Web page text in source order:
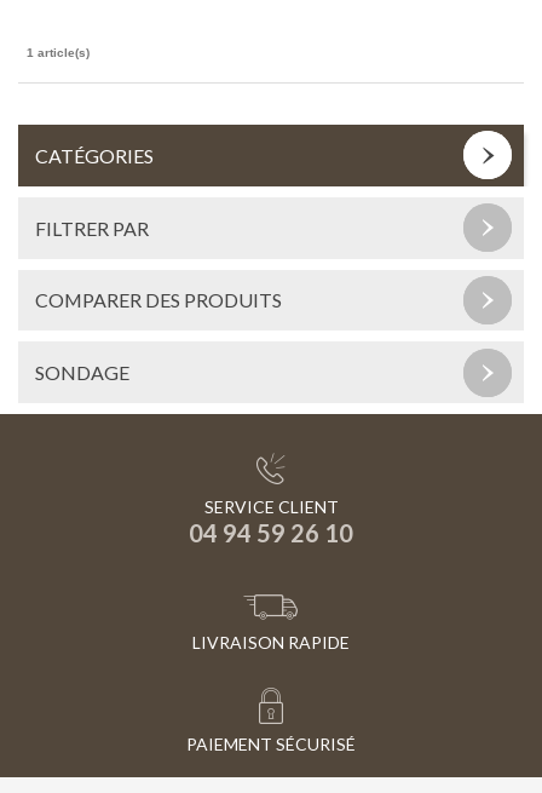
1 article(s)
CATÉGORIES
FILTRER PAR
COMPARER DES PRODUITS
SONDAGE
SERVICE CLIENT
04 94 59 26 10
LIVRAISON RAPIDE
PAIEMENT SÉCURISÉ